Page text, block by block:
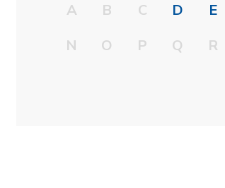
A B C D E
N
O P Q R